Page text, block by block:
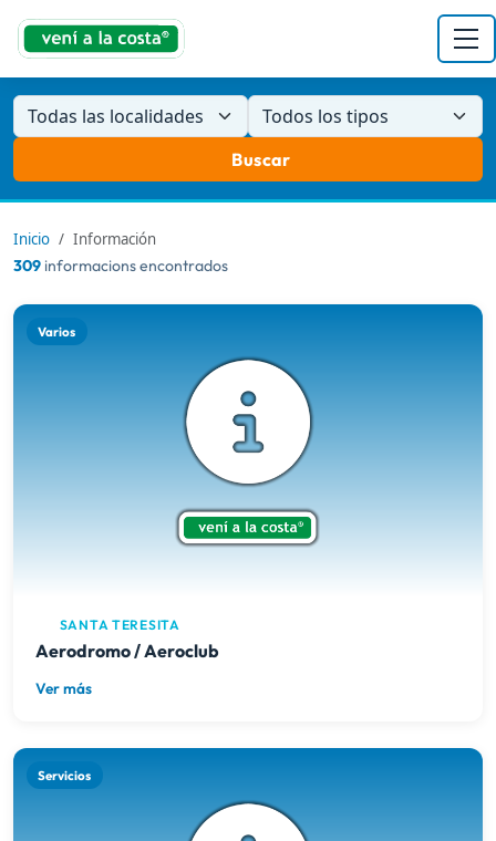
Todas las localidades Todos los tipos
Buscar
Inicio
Información
309 informacions encontrados
Varios
SANTA TERESITA
Aerodromo / Aeroclub
Ver más
Servicios